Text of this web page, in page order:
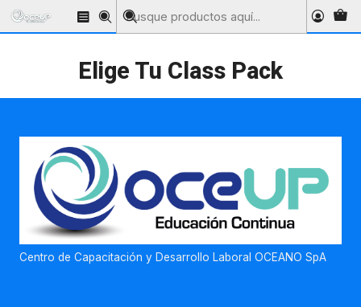
Inicio Elige Tu Class Pack
Elige Tu Class Pack
Centro de Capacitación y Desarrollo Laboral OCEANO SpA